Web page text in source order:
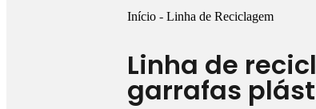
Início - Linha de Reciclagem
Linha de
garrafas